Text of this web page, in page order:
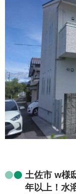
土佐市 w様
年以上！水